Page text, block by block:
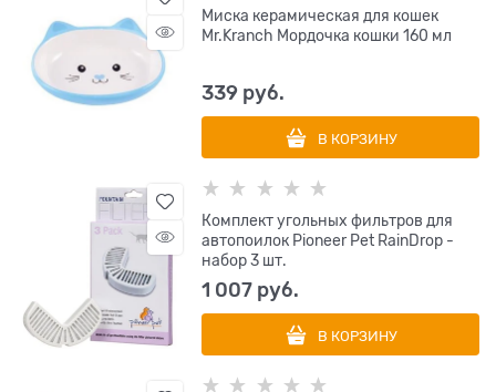
Миска керамическая для кошек
Mr.Kranch Мордочка кошки 160 мл
339 руб.
В КОРЗИНУ
Комплект угольных фильтров для
автопоилок Pioneer Pet RainDrop -
набор 3 шт.
1 007 руб.
В КОРЗИНУ